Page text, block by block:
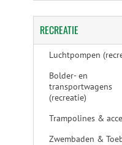
RECREATIE
Luchtpompen
Bolder- en
transportwagens
(recreatie)
Trampolines &
Zwembaden &